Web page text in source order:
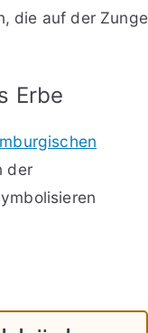
die auf der Zunge
Erbe
der